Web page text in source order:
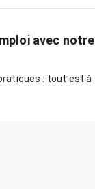
avec notre
: tout est à